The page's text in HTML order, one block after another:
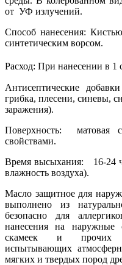
от УФ излучений.
Способ нанесения:
синтетическим ворсом.
Расход: При нанесении в 1
Антисептические
грибка, плесени, синевы,
заражения).
Поверхность: матовая
свойствами.
Время высыхания: 16-24
влажность воздуха).
Масло защитное для
выполнено из
безопасно для
нанесения на наружные
скамеек и прочих
испытывающих
мягких и твердых пород